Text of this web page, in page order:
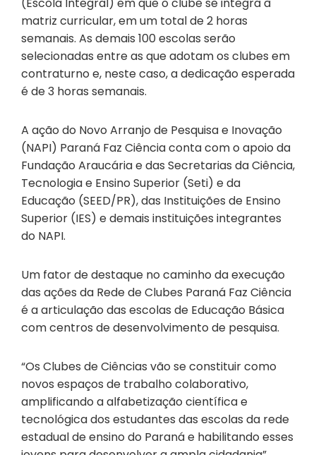
matriz curricular, em um total de 2 horas
semanais. As demais 100 escolas serão
selecionadas entre as que adotam os clubes em
contraturno e, neste caso, a dedicação esperada
é de 3 horas semanais.
A ação do Novo Arranjo de Pesquisa e Inovação
(NAPI) Paraná Faz Ciência conta com o apoio da
Fundação Araucária e das Secretarias da Ciência,
Tecnologia e Ensino Superior (Seti) e da
Educação (SEED/PR), das Instituições de Ensino
Superior (IES) e demais instituições integrantes
do NAPI.
Um fator de destaque no caminho da execução
das ações da Rede de Clubes Paraná Faz Ciência
é a articulação das escolas de Educação Básica
com centros de desenvolvimento de pesquisa.
“Os Clubes de Ciências vão se constituir como
novos espaços de trabalho colaborativo,
amplificando a alfabetização científica e
tecnológica dos estudantes das escolas da rede
estadual de ensino do Paraná e habilitando esses